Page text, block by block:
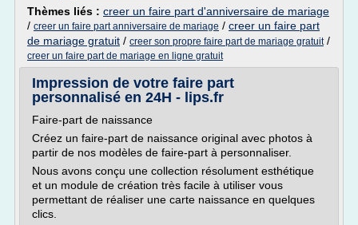
Thèmes liés : creer un faire part d'anniversaire de mariage
/ creer un faire part anniversaire de mariage / creer un faire part
de mariage gratuit / creer son propre faire part de mariage gratuit/
creer un faire part de mariage en ligne gratuit
Impression de votre faire part
personnalisé en 24H - lips.fr
Faire-part de naissance
Créez un faire-part de naissance original avec photos à
partir de nos modèles de faire-part à personnaliser.
Nous avons conçu une collection résolument esthétique
et un module de création très facile à utiliser vous
permettant de réaliser une carte naissance en quelques
clics.